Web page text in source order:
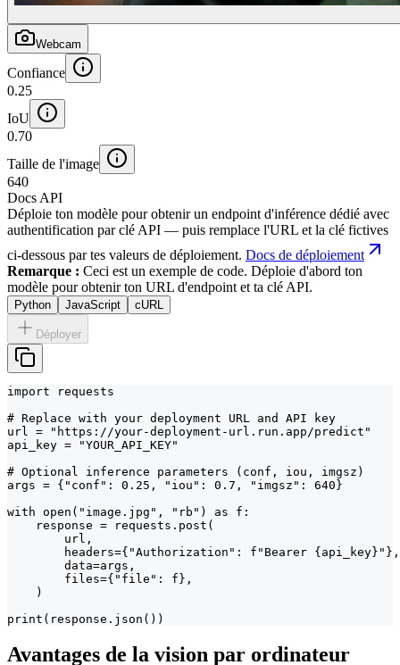
Webcam
Confiance
0.25
IoU
0.70
Taille de l'image
640
Docs API
Déploie ton modèle pour obtenir un endpoint d'inférence dédié avec
authentification par clé API — puis remplace l'URL et la clé fictives
ci-dessous par tes valeurs de déploiement. Docs de déploiement
Remarque : Ceci est un exemple de code. Déploie d'abord ton
modèle pour obtenir ton URL d'endpoint et ta clé API.
Python JavaScript cURL
Déployer
import requests
# Replace with your deployment URL and API key
url = "https://your-deployment-url.run.app/predict"
api_key = "YOUR_API_KEY"
# Optional inference parameters (conf, iou, imgsz)
args = {"conf": 0.25, "iou": 0.7, "imgsz": 640}
with open("image.jpg", "rb") as f:
    response = requests.post(
        url,
        headers={"Authorization": f"Bearer {api_key}"},
        data=args,
        files={"file": f},
    )
print(response.json())
Avantages de la vision par ordinateur